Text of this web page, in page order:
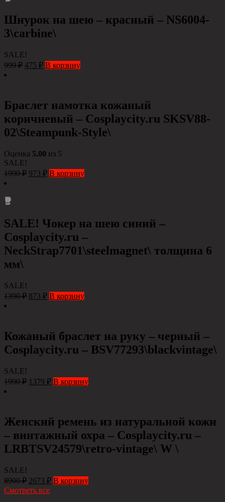
Шнурок на шею – красный – NS6004-
3\carbine\
SALE!
999₽ 475 ₽ В корзину
Браслет намотка кожаный
коричневый – Сosplaycity.ru SKSV88-
02\Steampunk-Style\
Оценка 5.00 из 5
SALE!
1990₽ 973 ₽ В корзину
SALE! Чокер на шею синий –
Cosplaycity.ru –
NeckStrap7701\steelmagnet\ толщина 6
мм\
SALE!
1390₽ 873 ₽ В корзину
Кожаный браслет на руку – черный –
Сosplaycity.ru – BSV77293\blackvintage\
SALE!
1990₽ 1379 ₽ В корзину
Женский ремень из натуральной кожи
– винтажный охра – Сosplaycity.ru –
LRBTSV24579\retro-vintage\ W \
SALE!
8900₽ 2673 ₽ В корзину
Смотреть все